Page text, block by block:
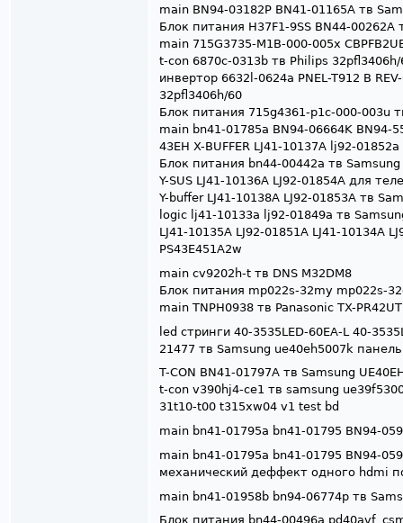
main BN94-03182P BN41-01165A тв
Блок питания H37F1-9SS BN44-00262A
main 715G3735-M1B-000-005x
t-con 6870c-0313b тв Philips 32pfl3406h/
инвертор 6632l-0624a PNEL-T912 B
32pfl3406h/60
Блок питания 715g4361-p1c-000-003u
main bn41-01785a BN94-06664K BN94-
43EH X-BUFFER LJ41-10137A lj92-01852a
Блок питания bn44-00442a тв
Y-SUS LJ41-10136A LJ92-01854A для
Y-buffer LJ41-10138A LJ92-01853A тв
logic lj41-10133a lj92-01849a тв
LJ41-10135A LJ92-01851A LJ41-10134A
PS43E451A2w
main cv9202h-t тв DNS M32DM8
Блок питания mp022s-32my mp022s-
main TNPH0938 тв Panasonic TX-
led стринги 40-3535LED-60EA-L 40-
21477 тв Samsung ue40eh5007k
T-CON BN41-01797A тв Samsung
t-con v390hj4-ce1 тв samsung
31t10-t00 t315xw04 v1 test bd
main bn41-01795a bn41-01795 BN94-
main bn41-01795a bn41-01795 BN94-
механический деффект одного hdmi
main bn41-01958b bn94-06774p тв
Блок питания bn44-00496a